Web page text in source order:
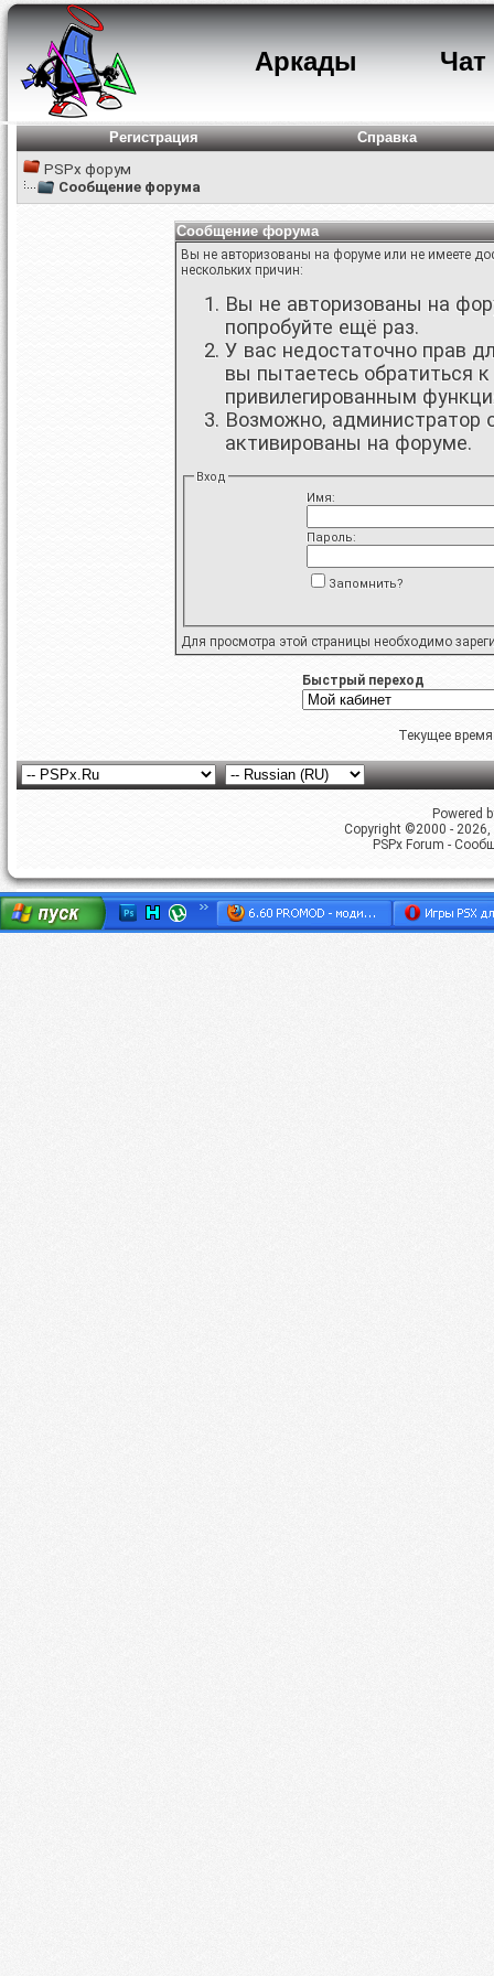
Аркады Чат
Регистрация
Справка
PSPx форум
Сообщение форума
Сообщение форума
Вы не авторизованы на форуме или не имеете
нескольких причин:
Вы не авторизованы на
попробуйте ещё раз.
У вас недостаточно прав
вы пытаетесь обратиться
привилегированным
Возможно, администратор
активированы на форуме.
Вход
Имя:
Пароль:
Запомнить?
Для просмотра этой страницы необходимо
Быстрый переход
Текущее
Powered
Copyright ©2000 -
PSPx Forum -